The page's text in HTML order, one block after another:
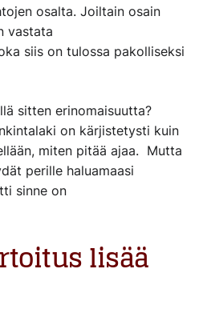
osalta. Joiltain osain
vastata
siis on tulossa pakolliseksi
sitten erinomaisuutta?
on kärjistetysti kuin
miten pitää ajaa. Mutta
perille haluamaasi
sinne on
lisää